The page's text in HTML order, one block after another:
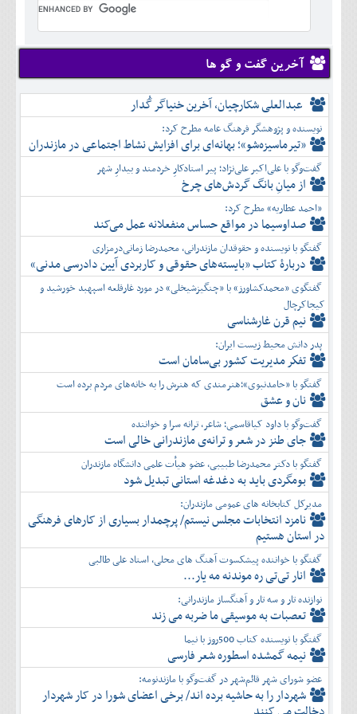
دی
بهمن
اسفند
آبان
آذر
دی
بهمن
اسفند
شهريور
مهر
آبان
آذر
دی
بهمن
اسفند
تير
مرداد
شهريور
مهر
آبان
آذر
دی
بهمن
اسفند
آخرین گفت و گو ها
عبدالعلی شکارچیان، آخرین خنیاگر گُدار
نویسنده و پژوهشگر فرهنگ عامه مطرح کرد:
«تیرماسیزه‌شو»؛ بهانه‌ای برای افزایش نشاط اجتماعی در مازندران
گفت‌وگو با علی‌اکبر علی‌نژاد؛ پیر استادکارِ خردمند و بیدارِ شهر
از میانِ بانگ گردش‌های چرخ
«احمد عطاریه» مطرح کرد:
صداوسیما در مواقع حساس منفعلانه عمل می‌کند
گفتگو با نویسنده و حقوقدان مازندرانی، محمدرضا زمانی‌درمزاری
دربارۀ کتاب ”بایسته‌های حقوقی و کاربردی آیین دادرسی مدنی»
گفتگوی «محمدکشاورز» با «چنگیزشیخلی» در مورد غارقلعه اسپهبد خورشید و
کیجاکرچال
نیم قرن غارشناسی
پدر دانش محیط زیست ایران:
تفكر مديريت کشور بی‌سامان است
گفتگو با «حامدنبوی»؛هنرمندی که هنرش را به خانه‌های مردم برده است
نان و عشق
گفت‌وگو با داود کیاقاسمی؛ شاعر، ترانه سرا و خواننده
جای طنز در شعر و ترانه‌ی مازندرانی خالی است
گفتگو با دکتر محمدرضا طبیبی، عضو هیأت علمی دانشگاه مازندران
بومگردی باید به دغدغه استانی تبدیل شود
مدیرکل کتابخانه های عمومی مازندران:
نامزد انتخابات مجلس نیستم/ پرچمدار بسیاری از کارهای فرهنگی
در استان هستیم
گفتگو با خواننده پیشکسوت آهنگ های محلی، استاد علی طالبی
انار تی‌تی ره موندنه مه یار...
نوازنده تار و سه تار و آهنگساز مازندرانی:
تعصبات به موسیقی ما ضربه می زند
گفتگو با نویسنده کتاب 500روز با نیما
نیمه گمشده اسطوره شعر فارسی
عضو شورای شهر قائم‌شهر در گفت‌و‌گو با مازندنومه:
شهردار را به حاشیه برده اند/ برخی اعضای شورا در کار شهردار